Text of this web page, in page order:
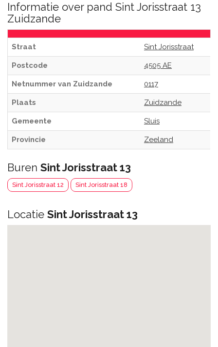
Informatie over pand Sint Jorisstraat 13
Zuidzande
Straat Sint Jorisstraat
Postcode 4505 AE
Netnummer van Zuidzande 0117
Plaats Zuidzande
Gemeente Sluis
Provincie Zeeland
Buren Sint Jorisstraat 13
Sint Jorisstraat 12 Sint Jorisstraat 18
Locatie Sint Jorisstraat 13